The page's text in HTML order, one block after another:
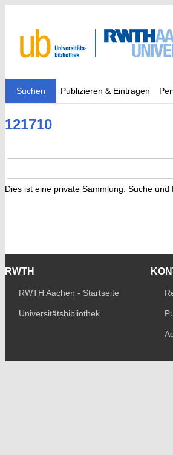
Suchen Publizieren & Eintragen
121710
Dies ist eine private Sammlung. Suche
RWTH
RWTH Aachen - Startseite
Universitätsbibliothek